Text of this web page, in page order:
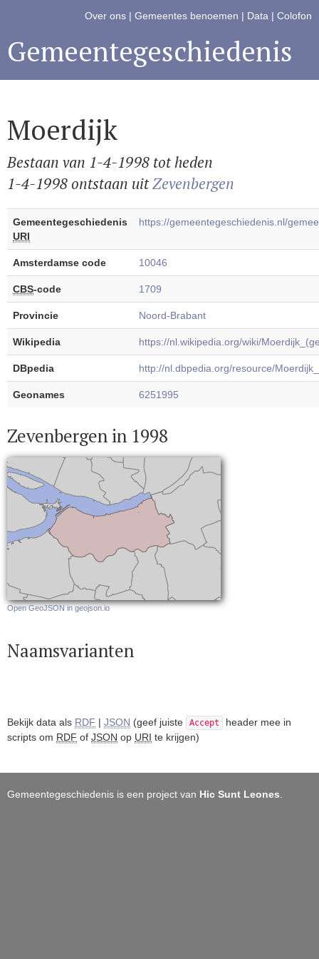
Over ons | Gemeentes benoemen | Data | Colofon
Gemeentegeschiedenis
Moerdijk
Bestaan van 1-4-1998 tot heden
1-4-1998 ontstaan uitZevenbergen
Gemeentegeschiedenis
URI
https://gemeentegeschiedenis.nl/
Amsterdamse code 10046
CBS-code 1709
Provincie Noord-Brabant
Wikipedia https://nl.wikipedia.org/wiki/
DBpedia http://nl.dbpedia.org/resource/
Geonames 6251995
Zevenbergen in 1998
Open GeoJSON in geojson.io
Naamsvarianten
Bekijk data als RDF | JSON (geef juiste Accept
header mee in
scripts om RDF of JSON op URI te krijgen)
Gemeentegeschiedenis is een project van Hic Sunt Leones